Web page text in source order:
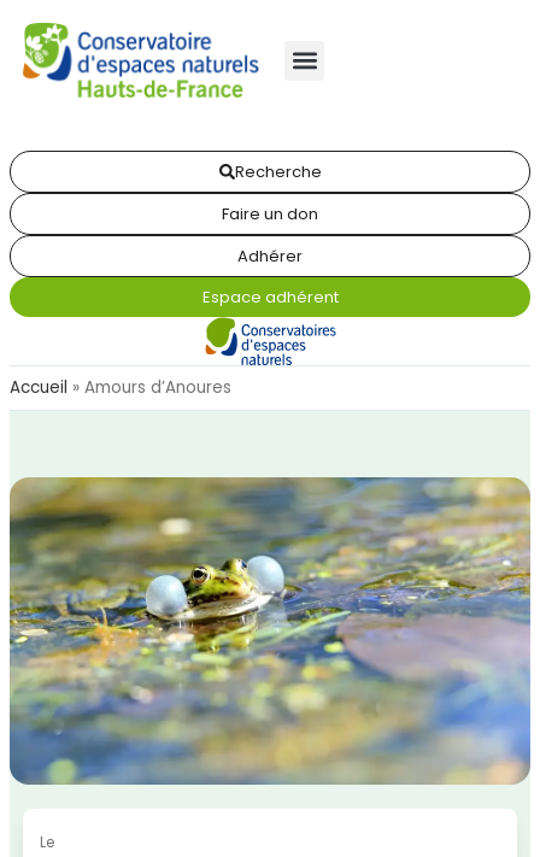
Recherche
Faire un don
Adhérer
Espace adhérent
Accueil » Amours d’Anoures
Le